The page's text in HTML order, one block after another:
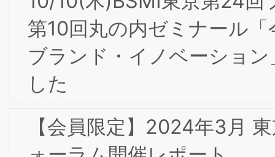
合同部会研究会「食品メーカーのDXの
想と現実・苦悩」開催レポート
【会員限定】2022年11月 東京第21回フ
ォーラム開催レポート
合同部会研究会「企業における知的財産
活動―ブランディングへの知財貢献」開